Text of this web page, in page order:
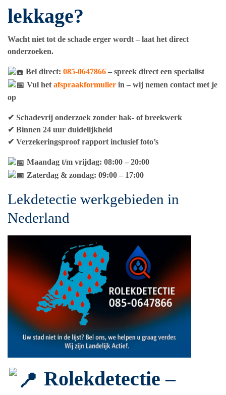
lekkage?
Wacht niet tot de schade erger wordt – laat het direct
onderzoeken.
Bel direct: 085-0647866 – spreek direct een specialist
Vul het afspraakformulier in – wij nemen contact met je
op
✔ Schadevrij onderzoek zonder hak- of breekwerk
✔ Binnen 24 uur duidelijkheid
✔ Verzekeringsproof rapport inclusief foto’s
Maandag t/m vrijdag: 08:00 – 20:00
Zaterdag & zondag: 09:00 – 17:00
Lekdetectie werkgebieden in
Nederland
Rolekdetectie –